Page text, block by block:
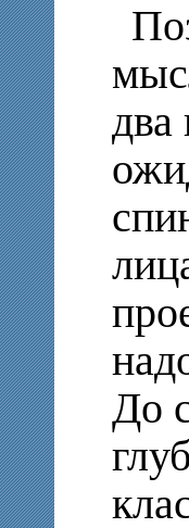
два
До